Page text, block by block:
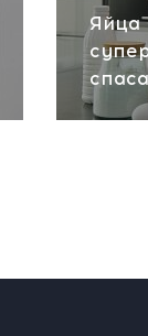
Яйца